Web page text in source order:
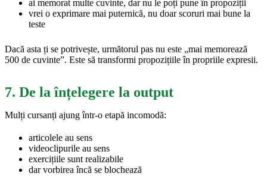
ai memorat multe cuvinte, dar nu le poți pune în propoziții
vrei o exprimare mai puternică, nu doar scoruri mai bune la
teste
Dacă asta ți se potrivește, următorul pas nu este „mai memorează
500 de cuvinte”. Este să transformi propozițiile în propriile expresii.
7. De la înțelegere la output
Mulți cursanți ajung într-o etapă incomodă:
articolele au sens
videoclipurile au sens
exercițiile sunt realizabile
dar vorbirea încă se blochează